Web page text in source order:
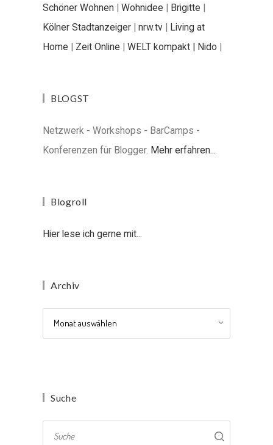
Schöner Wohnen | Wohnidee | Brigitte |
Kölner Stadtanzeiger | nrw.tv | Living at
Home | Zeit Online | WELT kompakt | Nido |
BLOGST
Netzwerk - Workshops - BarCamps -
Konferenzen für Blogger. Mehr erfahren...
Blogroll
Hier lese ich gerne mit...
Archiv
Suche